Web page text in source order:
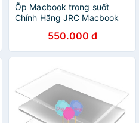
Ốp Macbook trong suốt
Chính Hãng JRC Macbook
550.000 đ